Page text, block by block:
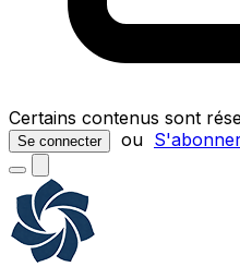
Certains contenus sont
Se connecter ou